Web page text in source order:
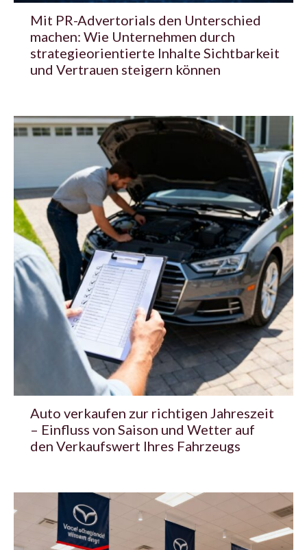
Mit PR-Advertorials den Unterschied
machen: Wie Unternehmen durch
strategieorientierte Inhalte Sichtbarkeit
und Vertrauen steigern können
Auto verkaufen zur richtigen Jahreszeit
– Einfluss von Saison und Wetter auf
den Verkaufswert Ihres Fahrzeugs